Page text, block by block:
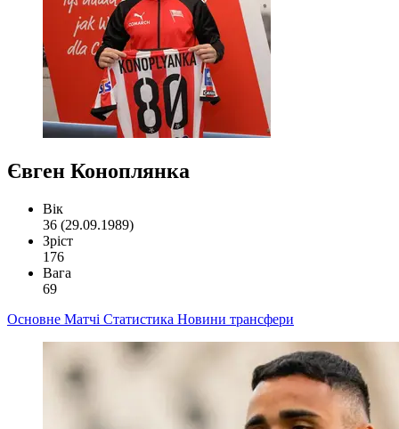
Євген Коноплянка
Вік
36 (29.09.1989)
Зріст
176
Вага
69
Основне Матчі Статистика Новини трансфери